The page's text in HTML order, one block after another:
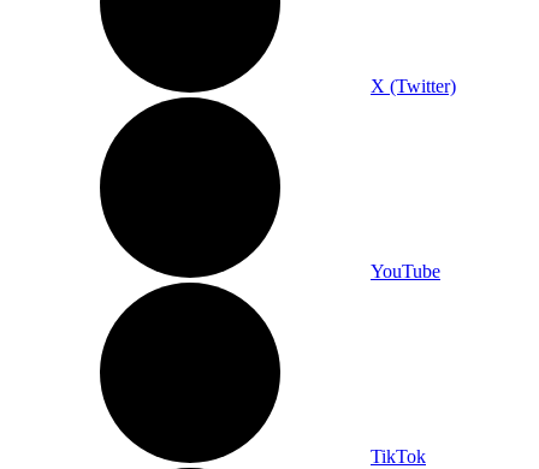
X (Twitter)
YouTube
TikTok